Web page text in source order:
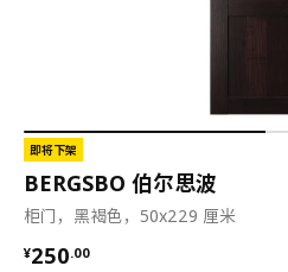
即将下架
BERGSBO 伯尔思波
柜门，黑褐色，50x229 厘米
¥250.00
¥ 250.00